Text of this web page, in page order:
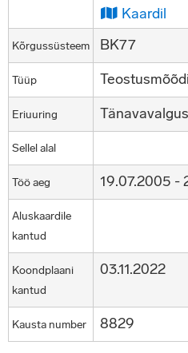
Kaardil
Kõrgussüsteem BK77
Tüüp
Eriuuring
Sellel alal
Töö aeg 19.07.2005 -
Aluskaardile
kantud
Koondplaani
kantud
03.11.2022
Kausta number 8829